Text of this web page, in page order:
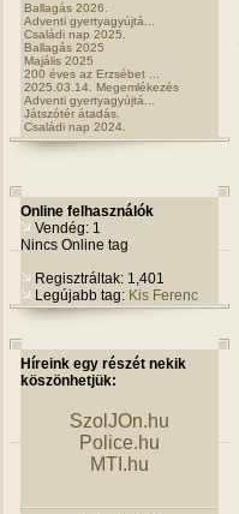
Ballagás 2026.
Adventi gyertyagyújtá...
Családi nap 2025.
Ballagás 2025
Majális 2025
200 éves az Erzsébet ...
2025.03.14. Megemlékezés
Adventi gyertyagyújtá...
Játszótér átadás.
Családi nap 2024.
Online felhasználók
Vendég: 1
Nincs Online tag
Regisztráltak: 1,401
Legújabb tag: Kis Ferenc
Híreink egy részét nekik
köszönhetjük:
SzolJOn.hu
Police.hu
MTI.hu